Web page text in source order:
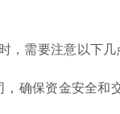
，需要注意以下几
确保资金安全和